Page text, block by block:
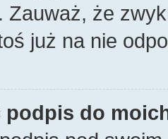
Zauważ, że
już na nie
podpis do